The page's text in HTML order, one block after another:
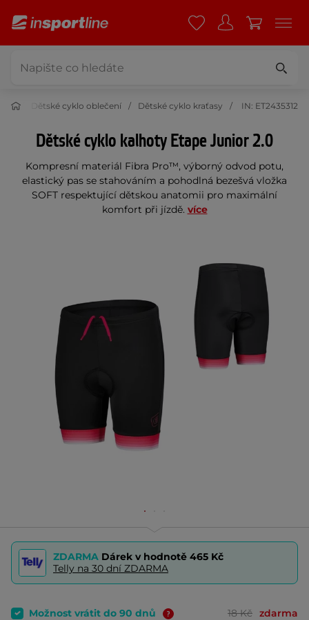
Dětské cyklo oblečení Dětské cyklo kraťasy IN: ET2435312
Dětské cyklo kalhoty Etape Junior 2.0
Kompresní materiál Fibra Pro™, výborný odvod potu,
elastický pas se stahováním a pohodlná bezešvá vložka
SOFT respektující dětskou anatomii pro maximální
komfort při jízdě. více
ZDARMA Dárek v hodnotě 465 Kč
Telly na 30 dní ZDARMA
Možnost vrátit do 90 dnů 18 Kč zdarma